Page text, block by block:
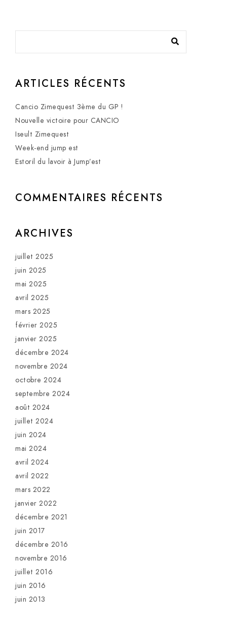
ARTICLES RÉCENTS
Cancio Zimequest 3ème du GP !
Nouvelle victoire pour CANCIO
Iseult Zimequest
Week-end jump est
Estoril du lavoir à Jump’est
COMMENTAIRES RÉCENTS
ARCHIVES
juillet 2025
juin 2025
mai 2025
avril 2025
mars 2025
février 2025
janvier 2025
décembre 2024
novembre 2024
octobre 2024
septembre 2024
août 2024
juillet 2024
juin 2024
mai 2024
avril 2024
avril 2022
mars 2022
janvier 2022
décembre 2021
juin 2017
décembre 2016
novembre 2016
juillet 2016
juin 2016
juin 2013